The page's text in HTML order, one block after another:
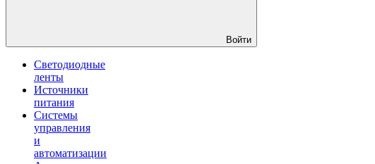
Войти
Светодиодные
ленты
Источники
питания
Системы
управления
и
автоматизации